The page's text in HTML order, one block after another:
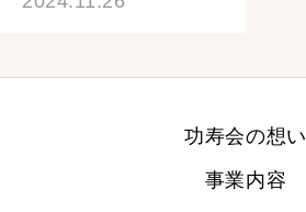
功寿会の想い
事業内容
お知らせ